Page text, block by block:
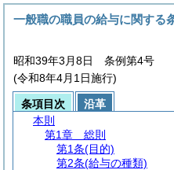
一般職の職員の給与に関する
昭和39年3月8日 条例第4号
(令和8年4月1日施行)
条項目次
沿革
本則
第1章
総則
第1条(目的)
第2条(給与の種類)